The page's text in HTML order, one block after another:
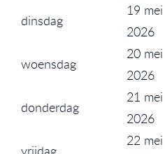
dinsdag
19 mei
2026
woensdag
20 mei
2026
donderdag
21 mei
2026
vrijdag
22 mei